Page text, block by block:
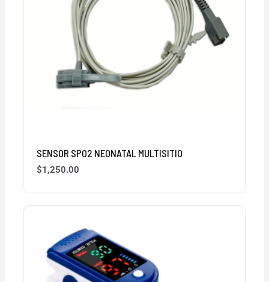
SENSOR SPO2 NEONATAL MULTISITIO
$1,250.00